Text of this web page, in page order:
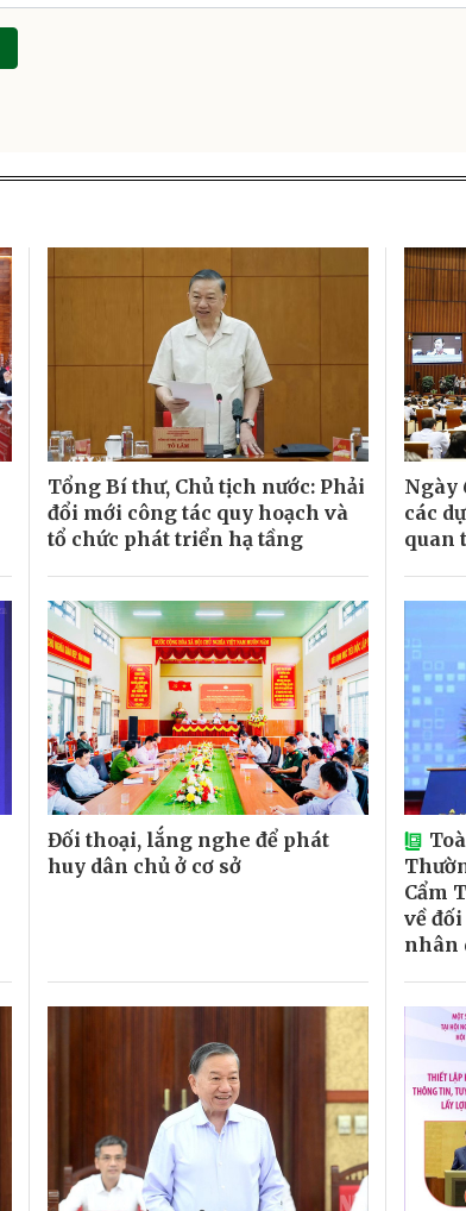
Tổng Bí thư, Chủ tịch nước: Phải
đổi mới công tác quy hoạch và
tổ chức phát triển hạ tầng
Ngày
các
quan
Đối thoại, lắng nghe để phát
huy dân chủ ở cơ sở
Cẩm
về
nhân